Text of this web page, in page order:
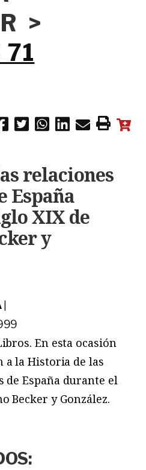
>
71
relaciones
España
XIX de
y
|
En esta ocasión
a la Historia de las
España durante el
Becker y González.